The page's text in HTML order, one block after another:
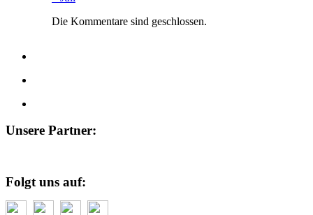
Die Kommentare sind geschlossen.
Unsere Partner:
Folgt uns auf: